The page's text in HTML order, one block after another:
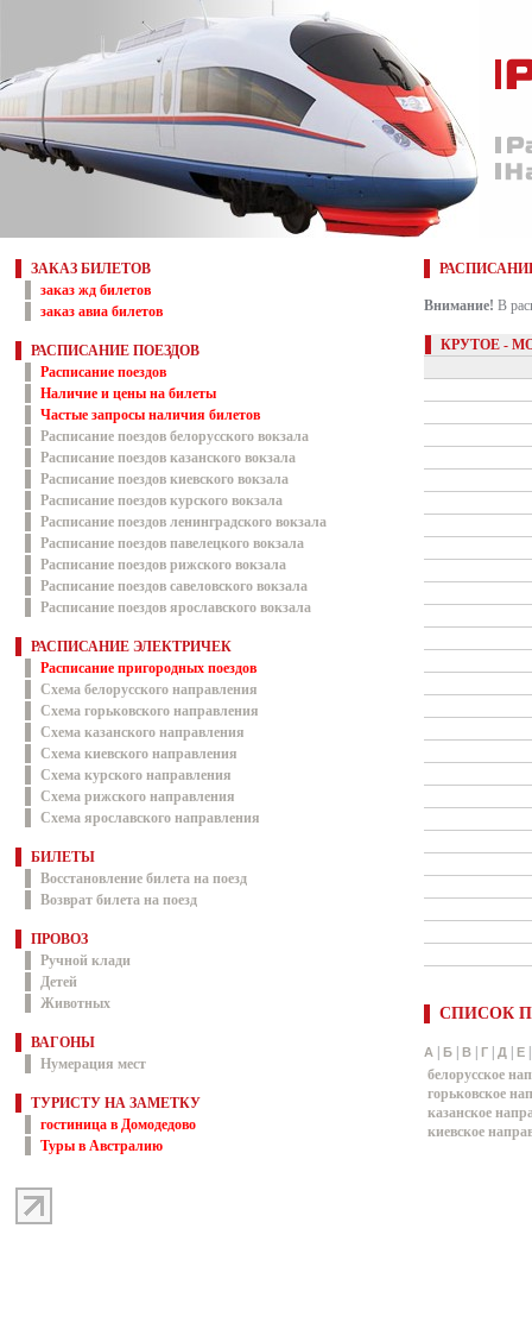
ЗАКАЗ БИЛЕТОВ
заказ жд билетов
заказ авиа билетов
РАСПИСАНИЕ ПОЕЗДОВ
Расписание поездов
Наличие и цены на билеты
Частые запросы наличия билетов
Расписание поездов белорусского вокзала
Расписание поездов казанского вокзала
Расписание поездов киевского вокзала
Расписание поездов курского вокзала
Расписание поездов ленинградского вокзала
Расписание поездов павелецкого вокзала
Расписание поездов рижского вокзала
Расписание поездов савеловского вокзала
Расписание поездов ярославского вокзала
РАСПИСАНИЕ ЭЛЕКТРИЧЕК
Расписание пригородных поездов
Схема белорусского направления
Схема горьковского направления
Схема казанского направления
Схема киевского направления
Схема курского направления
Схема рижского направления
Схема ярославского направления
БИЛЕТЫ
Восстановление билета на поезд
Возврат билета на поезд
ПРОВОЗ
Ручной клади
Детей
Животных
ВАГОНЫ
Нумерация мест
ТУРИСТУ НА ЗАМЕТКУ
гостиница в Домодедово
Туры в Австралию
Внимание! В
КРУТОЕ -
СПИСОК
А Б В Г Д Е
белорусское
горьковское
казанское
киевское